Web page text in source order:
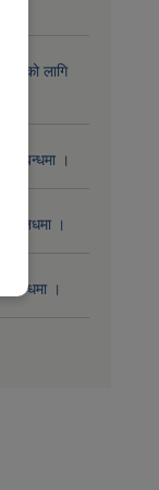
लागि
सम्बन्धमा ।
।
।